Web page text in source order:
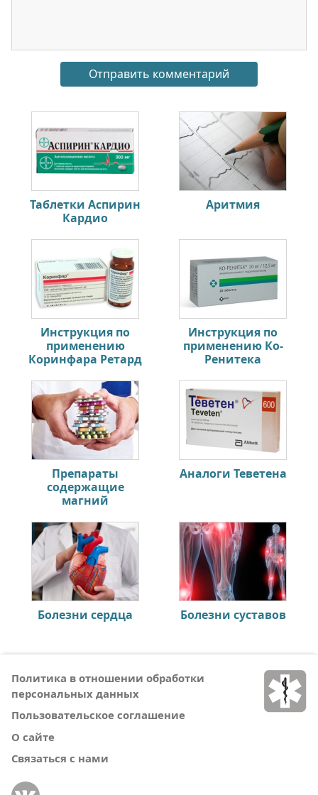
Таблетки Аспирин
Кардио
Аритмия
Инструкция по
применению
Коринфара Ретард
Инструкция по
применению Ко-
Ренитека
Препараты
содержащие
магний
Аналоги Теветена
Болезни сердца Болезни суставов
Политика в отношении обработки
персональных данных
Пользовательское соглашение
О сайте
Связаться с нами